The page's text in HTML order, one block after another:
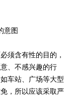
意图
含有性的目的，
、不感兴趣的行
车站、广场等大型
，所以应该采取严